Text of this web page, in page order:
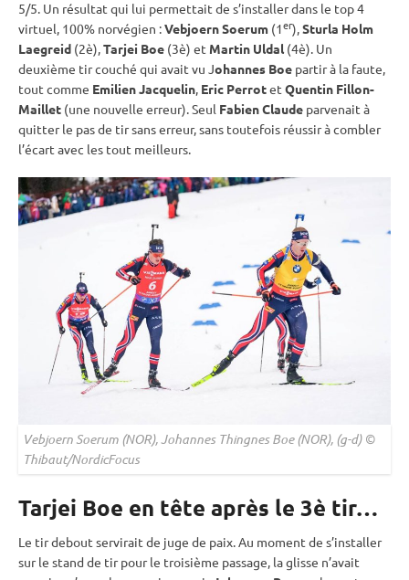
5/5. Un résultat qui lui permettait de s’installer dans le top 4
virtuel, 100% norvégien :Vebjoern Soerum (1er),Sturla Holm
Laegreid (2è),Tarjei Boe (3è) et Martin Uldal(4è). Un
deuxième tircouché qui avait vu Johannes Boe partir à la faute,
tout comme Emilien Jacquelin, Eric Perrotet Quentin Fillon-
Maillet (une nouvelle erreur). Seul Fabien Claude parvenait à
quitter le pas de tirsans erreur, sans toutefois réussir à combler
l’écart avec les tout meilleurs.
Vebjoern Soerum (NOR), Johannes Thingnes Boe (NOR), (g-d) ©
Thibaut/NordicFocus
Tarjei Boe en tête après le 3è tir…
Le tirdebout servirait de juge de paix. Au moment de s’installer
sur le stand de tir pour le troisième passage, la glisse n’avait